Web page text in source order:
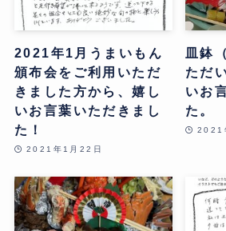
2021年1月うまいもん
頒布会をご利用いただ
きました方から、嬉し
いお言葉いただきまし
た！
2021年1月22日
皿鉢
ただ
いお
た。
2021